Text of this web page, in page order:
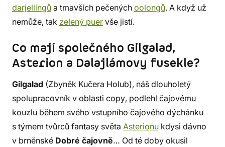
darjellingů a tmavších pečených oolongů. A když už
nemůže, tak zelený puer vše jistí.
Co mají společného Gilgalad,
Asterion a Dalajlámovy fusekle?
Gilgalad (Zbyněk Kučera Holub), náš dlouholetý
spolupracovník v oblasti copy, podlehl čajovému
kouzlu během svého vstupního čajového dýchánku
s týmem tvůrců fantasy světa Asterionu kdysi dávno
v brněnské Dobré čajovně… Od té doby okusil